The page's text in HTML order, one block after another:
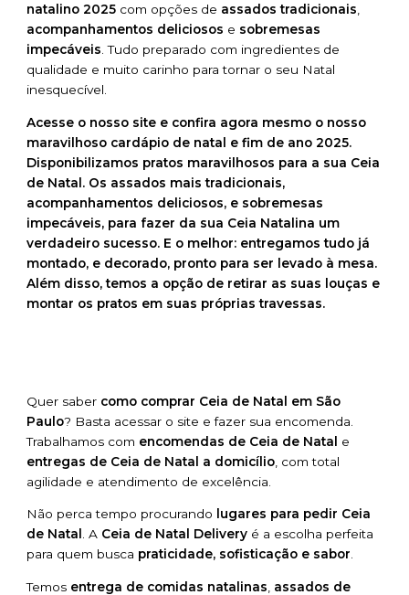
natalino 2025 com opções de assados tradicionais
acompanhamentos deliciosos e sobremesas
impecáveis . Tudo preparado com ingredientes de
qualidade e muito carinho para tornar o seu Natal
inesquecível.
Acesse o nosso site e confira agora mesmo o nosso
maravilhoso cardápio de natal e fim de ano 2025.
Disponibilizamos pratos maravilhosos para a sua Ceia
de Natal. Os assados mais tradicionais,
acompanhamentos deliciosos, e sobremesas
impecáveis, para fazer da sua Ceia Natalina um
verdadeiro sucesso. E o melhor: entregamos tudo já
montado, e decorado, pronto para ser levado à mesa.
Além disso, temos a opção de retirar as suas louças e
montar os pratos em suas próprias travessas.
Quer saber como comprar Ceia de Natal em São
Paulo? Basta acessar o site e fazer sua encomenda.
Trabalhamos com encomendas de Ceia de Natal e
entregas de Ceia de Natal a domicílio , com total
agilidade e atendimento de excelência.
Não perca tempo procurando
lugares para pedir Ceia
de Natal
. A Ceia de Natal Delivery é a escolha perfeita
para quem busca praticidade, sofisticação e sabor
Temos entrega de comidas natalinas assados de